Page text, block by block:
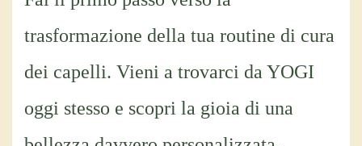
trasformazione della tua routine di cura
dei capelli. Vieni a trovarci da YOGI
oggi stesso e scopri la gioia di una